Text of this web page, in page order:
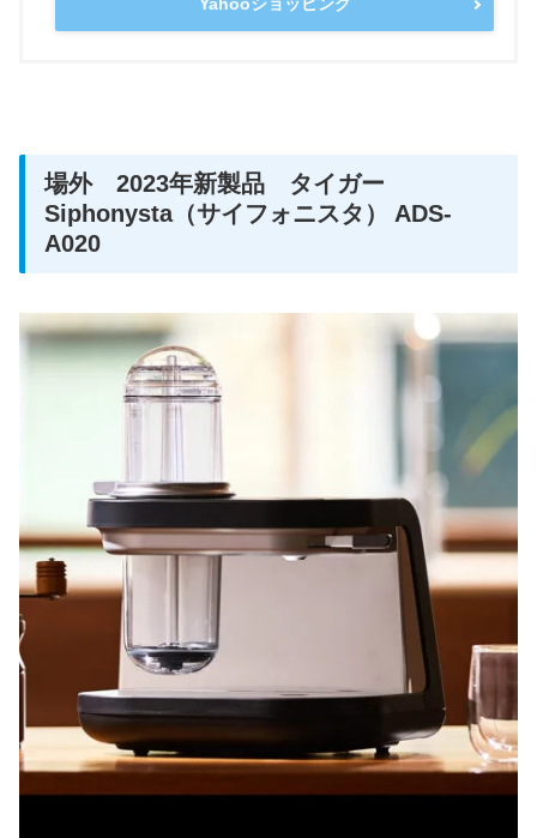
Yahooショッピング
場外 2023年新製品 タイガー
Siphonysta（サイフォニスタ） ADS-
A020